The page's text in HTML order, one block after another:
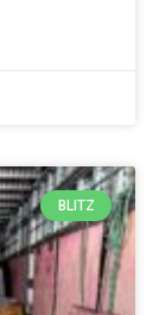
BLITZ